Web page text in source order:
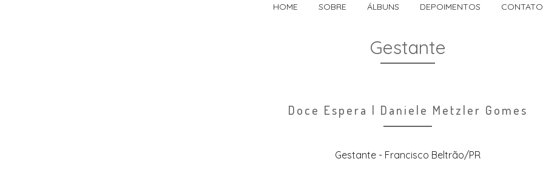
HOME SOBRE ÁLBUNS DEPOIMENTOS CONTATO
Gestante
Doce Espera | Daniele Metzler Gomes
Gestante - Francisco Beltrão/PR